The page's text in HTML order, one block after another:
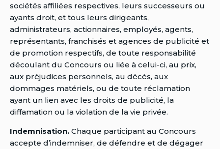
sociétés affiliées respectives, leurs successeurs ou
ayants droit, et tous leurs dirigeants,
administrateurs, actionnaires, employés, agents,
représentants, franchisés et agences de publicité et
de promotion respectifs, de toute responsabilité
découlant du Concours ou liée à celui-ci, au prix,
aux préjudices personnels, au décès, aux
dommages matériels, ou de toute réclamation
ayant un lien avec les droits de publicité, la
diffamation ou la violation de la vie privée.
Indemnisation. Chaque participant au Concours
accepte d’indemniser, de défendre et de dégager